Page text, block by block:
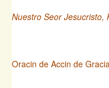
Nuestro Seor Jesucristo,
Oracin de Accin de